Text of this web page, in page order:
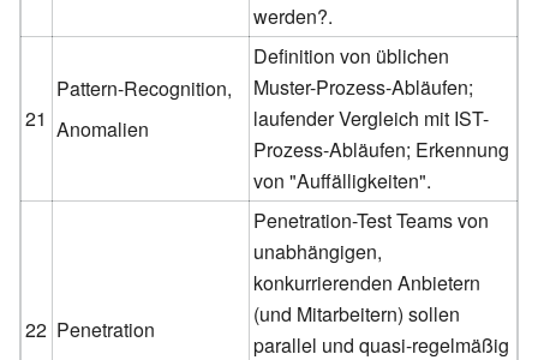
werden?.
21
Pattern-Recognition,
Anomalien
Definition von üblichen
Muster-Prozess-Abläufen;
laufender Vergleich mit IST-
Prozess-Abläufen; Erkennung
von "Auffälligkeiten".
22 Penetration
Penetration-Test Teams von
unabhängigen,
konkurrierenden Anbietern
(und Mitarbeitern) sollen
parallel und quasi-regelmäßig